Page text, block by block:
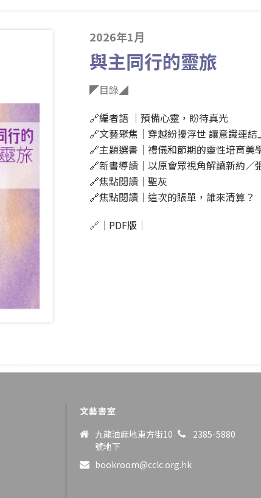
2026年1月
與主同行的靈旅
◤目錄◢
🔗編者語 ｜預備心靈，盼待真光
🔗文藝聚焦｜穿越紛擾浮世 讓意識連結
🔗主題選書｜禮儀和節期的靈性培育
🔗新書導讀｜以原會眾視角解讀新約／
🔗焦點閱讀｜聖灰
🔗焦點閱讀｜這次的賬單，誰來清算？
🔗｜ PDF版 ｜
文藝書室
九龍油麻地東方街10
號地下
2385-5880
bookroom@cclc.org.hk